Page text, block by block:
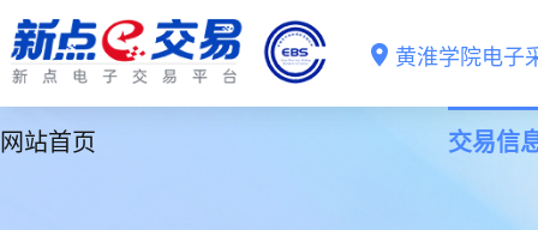
黄淮学院电子
网站首页 交易信